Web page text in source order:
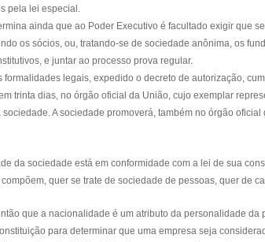
pela lei especial.
ainda que ao Poder Executivo é facultado exigir que se
os sócios, ou, tratando-se de sociedade anônima, os
e juntar ao processo prova regular.
legais, expedido o decreto de autorização,
trinta dias, no órgão oficial da União, cujo exemplar
sociedade. A sociedade promoverá, também no órgão
sociedade está em conformidade com a lei de sua
quer se trate de sociedade de pessoas, quer de
que a nacionalidade é um atributo da personalidade da
para determinar que uma empresa seja